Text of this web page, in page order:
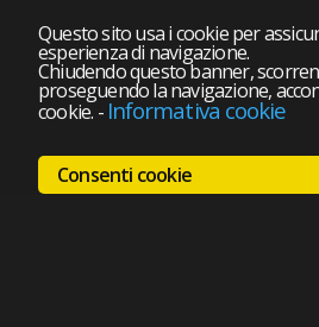
Questo sito usa i cookie per
esperienza di navigazione.
Chiudendo questo banner,
proseguendo la navigazione,
cookie. - Informativa cookie
Consenti cookie